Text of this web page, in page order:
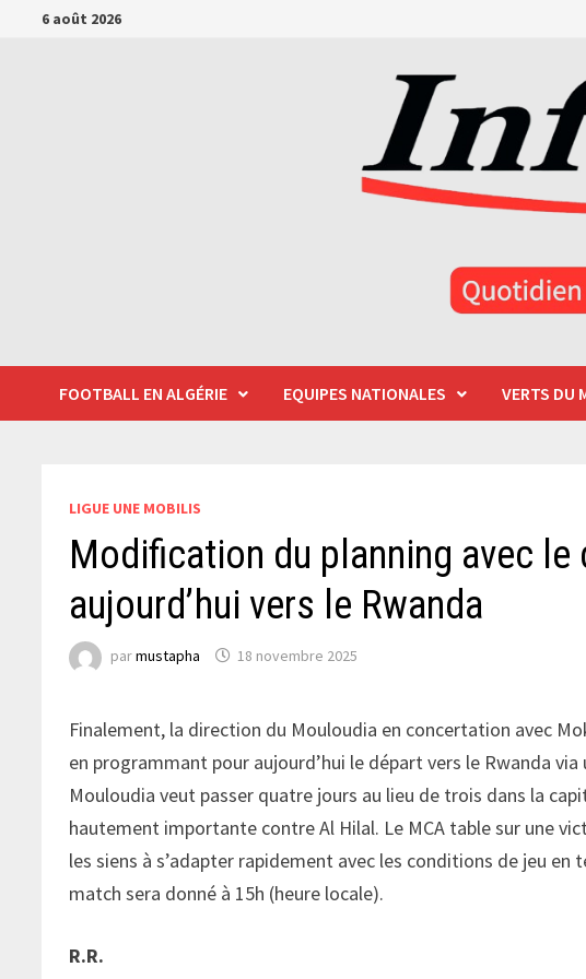
Passer6 août 2026
FOOTBALL EN ALGÉRIE EQUIPES NATIONALES VERTS DU
LIGUE UNE MOBILIS
Modification du planning avec le
aujourd’hui vers le Rwanda
parmustapha 18 novembre 2025
Finalement, la direction du Mouloudia en concertation avec
en programmant pour aujourd’hui le départ vers le Rwanda
Mouloudia veut passer quatre jours au lieu de trois dans la
hautement importante contre Al Hilal. Le MCA table sur une
les siens à s’adapter rapidement avec les conditions de jeu
match sera donné à 15h (heure locale).
R.R.